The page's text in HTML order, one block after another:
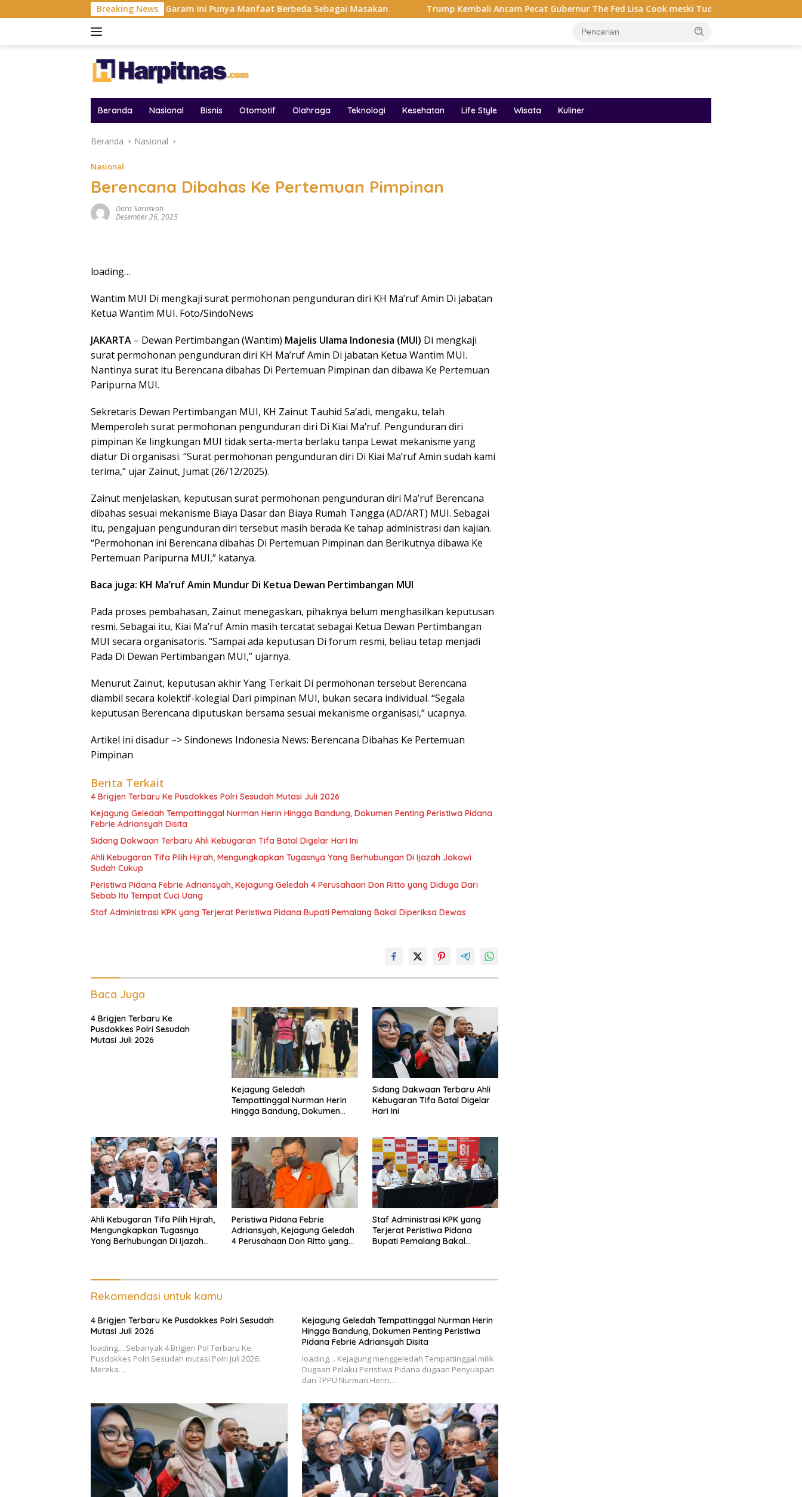
ke
Breaking News
Tak Cuma Asin, 5 Jenis Garam Ini Punya Manfaat Berbeda Sebagai Masakan Trump Kembali Ancam Pecat Gubernur The Fed Lisa Cook meski Tuduhan Mengelabui Orang Lain KPR
Beranda Nasional Bisnis Otomotif Olahraga Teknologi Kesehatan Life Style Wisata Kuliner
Beranda Nasional
Nasional
Berencana Dibahas Ke Pertemuan Pimpinan
Dara Sarasvati
Desember 26, 2025
loading…
Wantim MUI Di mengkaji surat permohonan pengunduran diri KH Ma’ruf Amin Di jabatan
Ketua Wantim MUI. Foto/SindoNews
JAKARTA – Dewan Pertimbangan (Wantim) Majelis Ulama Indonesia (MUI) Di mengkaji
surat permohonan pengunduran diri KH Ma’ruf Amin Di jabatan Ketua Wantim MUI.
Nantinya surat itu Berencana dibahas Di Pertemuan Pimpinan dan dibawa Ke Pertemuan
Paripurna MUI.
Sekretaris Dewan Pertimbangan MUI, KH Zainut Tauhid Sa’adi, mengaku, telah
Memperoleh surat permohonan pengunduran diri Di Kiai Ma’ruf. Pengunduran diri
pimpinan Ke lingkungan MUI tidak serta-merta berlaku tanpa Lewat mekanisme yang
diatur Di organisasi. “Surat permohonan pengunduran diri Di Kiai Ma’ruf Amin sudah kami
terima,” ujar Zainut, Jumat (26/12/2025).
Zainut menjelaskan, keputusan surat permohonan pengunduran diri Ma’ruf Berencana
dibahas sesuai mekanisme Biaya Dasar dan Biaya Rumah Tangga (AD/ART) MUI. Sebagai
itu, pengajuan pengunduran diri tersebut masih berada Ke tahap administrasi dan kajian.
“Permohonan ini Berencana dibahas Di Pertemuan Pimpinan dan Berikutnya dibawa Ke
Pertemuan Paripurna MUI,” katanya.
Baca juga: KH Ma’ruf Amin Mundur Di Ketua Dewan Pertimbangan MUI
Pada proses pembahasan, Zainut menegaskan, pihaknya belum menghasilkan keputusan
resmi. Sebagai itu, Kiai Ma’ruf Amin masih tercatat sebagai Ketua Dewan Pertimbangan
MUI secara organisatoris. “Sampai ada keputusan Di forum resmi, beliau tetap menjadi
Pada Di Dewan Pertimbangan MUI,” ujarnya.
Menurut Zainut, keputusan akhir Yang Terkait Di permohonan tersebut Berencana
diambil secara kolektif-kolegial Dari pimpinan MUI, bukan secara individual. “Segala
keputusan Berencana diputuskan bersama sesuai mekanisme organisasi,” ucapnya.
Artikel ini disadur –> Sindonews Indonesia News: Berencana Dibahas Ke Pertemuan
Pimpinan
Berita Terkait
4 Brigjen Terbaru Ke Pusdokkes Polri Sesudah Mutasi Juli 2026
Kejagung Geledah Tempattinggal Nurman Herin Hingga Bandung, Dokumen Penting Peristiwa Pidana
Febrie Adriansyah Disita
Sidang Dakwaan Terbaru Ahli Kebugaran Tifa Batal Digelar Hari Ini
Ahli Kebugaran Tifa Pilih Hijrah, Mengungkapkan Tugasnya Yang Berhubungan Di Ijazah Jokowi
Sudah Cukup
Peristiwa Pidana Febrie Adriansyah, Kejagung Geledah 4 Perusahaan Don Ritto yang Diduga Dari
Sebab Itu Tempat Cuci Uang
Staf Administrasi KPK yang Terjerat Peristiwa Pidana Bupati Pemalang Bakal Diperiksa Dewas
Baca Juga
4 Brigjen Terbaru Ke
Pusdokkes Polri Sesudah
Mutasi Juli 2026
Kejagung Geledah
Tempattinggal Nurman Herin
Hingga Bandung, Dokumen
Sidang Dakwaan Terbaru Ahli
Kebugaran Tifa Batal Digelar
Hari Ini
Ahli Kebugaran Tifa Pilih Hijrah,
Mengungkapkan Tugasnya
Yang Berhubungan Di Ijazah
Peristiwa Pidana Febrie
Adriansyah, Kejagung Geledah
4 Perusahaan Don Ritto yang
Staf Administrasi KPK yang
Terjerat Peristiwa Pidana
Bupati Pemalang Bakal
Rekomendasi untuk kamu
4 Brigjen Terbaru Ke Pusdokkes Polri Sesudah
Mutasi Juli 2026
loading… Sebanyak 4 Brigjen Pol Terbaru Ke
Pusdokkes Polri Sesudah mutasi Polri Juli 2026.
Mereka…
Kejagung Geledah Tempattinggal Nurman Herin
Hingga Bandung, Dokumen Penting Peristiwa
Pidana Febrie Adriansyah Disita
loading… Kejagung menggeledah Tempattinggal milik
Dugaan Pelaku Peristiwa Pidana dugaan Penyuapan
dan TPPU Nurman Herin…